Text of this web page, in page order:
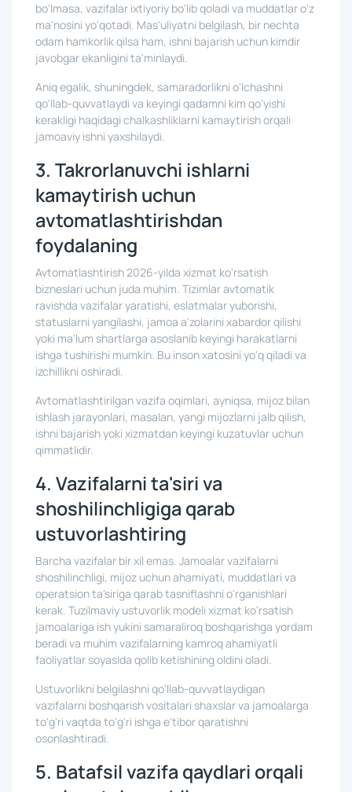
bo'lmasa, vazifalar ixtiyoriy bo'lib qoladi va muddatlar o'z
ma'nosini yo'qotadi. Mas'uliyatni belgilash, bir nechta
odam hamkorlik qilsa ham, ishni bajarish uchun kimdir
javobgar ekanligini ta'minlaydi.
Aniq egalik, shuningdek, samaradorlikni o'lchashni
qo'llab-quvvatlaydi va keyingi qadamni kim qo'yishi
kerakligi haqidagi chalkashliklarni kamaytirish orqali
jamoaviy ishni yaxshilaydi.
3. Takrorlanuvchi ishlarni
kamaytirish uchun
avtomatlashtirishdan
foydalaning
Avtomatlashtirish 2026-yilda xizmat ko'rsatish
bizneslari uchun juda muhim. Tizimlar avtomatik
ravishda vazifalar yaratishi, eslatmalar yuborishi,
statuslarni yangilashi, jamoa a'zolarini xabardor qilishi
yoki ma'lum shartlarga asoslanib keyingi harakatlarni
ishga tushirishi mumkin. Bu inson xatosini yo'q qiladi va
izchillikni oshiradi.
Avtomatlashtirilgan vazifa oqimlari, ayniqsa, mijoz bilan
ishlash jarayonlari, masalan, yangi mijozlarni jalb qilish,
ishni bajarish yoki xizmatdan keyingi kuzatuvlar uchun
qimmatlidir.
4. Vazifalarni ta'siri va
shoshilinchligiga qarab
ustuvorlashtiring
Barcha vazifalar bir xil emas. Jamoalar vazifalarni
shoshilinchligi, mijoz uchun ahamiyati, muddatlari va
operatsion ta'siriga qarab tasniflashni o'rganishlari
kerak. Tuzilmaviy ustuvorlik modeli xizmat ko'rsatish
jamoalariga ish yukini samaraliroq boshqarishga yordam
beradi va muhim vazifalarning kamroq ahamiyatli
faoliyatlar soyasida qolib ketishining oldini oladi.
Ustuvorlikni belgilashni qo'llab-quvvatlaydigan
vazifalarni boshqarish vositalari shaxslar va jamoalarga
to'g'ri vaqtda to'g'ri ishga e'tibor qaratishni
osonlashtiradi.
5. Batafsil vazifa qaydlari orqali